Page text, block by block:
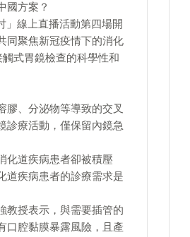
國方案？
」線上直播活動第四場開
同聚焦新冠疫情下的消化
式胃鏡檢查的科學性和
膠、分泌物等導致的交叉
診療活動，僅保留內鏡急
化道疾病患者卻被積壓
道疾病患者的診療需求是
教授表示，與需要插管的
口腔黏膜暴露風險，且產